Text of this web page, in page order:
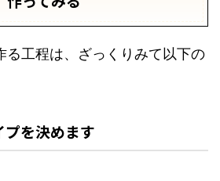
る工程は、ざっくりみて以下の
を決めます